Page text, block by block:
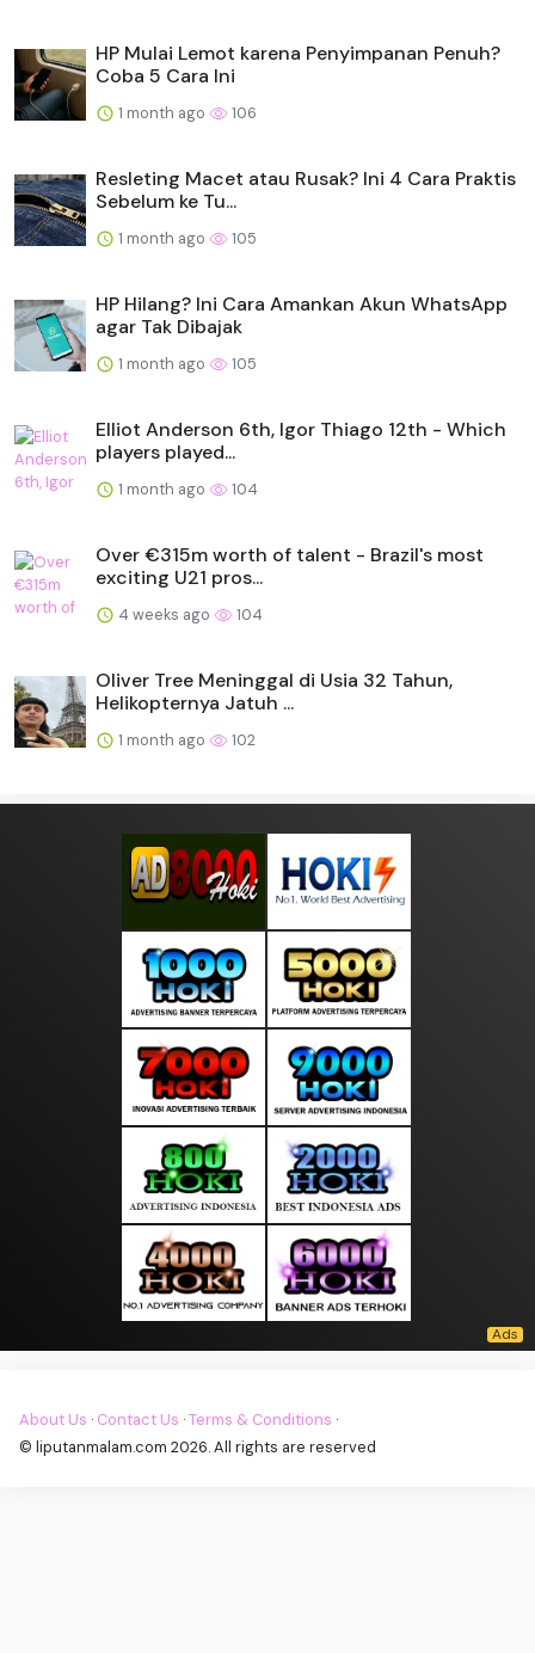
HP Mulai Lemot karena Penyimpanan Penuh?
Coba 5 Cara Ini
1 month ago 106
Resleting Macet atau Rusak? Ini 4 Cara Praktis
Sebelum ke Tu...
1 month ago 105
HP Hilang? Ini Cara Amankan Akun WhatsApp
agar Tak Dibajak
1 month ago 105
Elliot Anderson 6th, Igor Thiago 12th - Which
players played...
1 month ago 104
Over €315m worth of talent - Brazil's most
exciting U21 pros...
4 weeks ago 104
Oliver Tree Meninggal di Usia 32 Tahun,
Helikopternya Jatuh ...
1 month ago 102
About Us · Contact Us ·Terms & Conditions ·
© liputanmalam.com 2026. All rights are reserved